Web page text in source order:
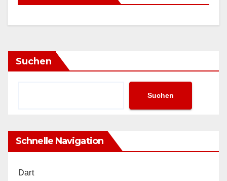
Suchen
Suchen
Schnelle Navigation
Dart